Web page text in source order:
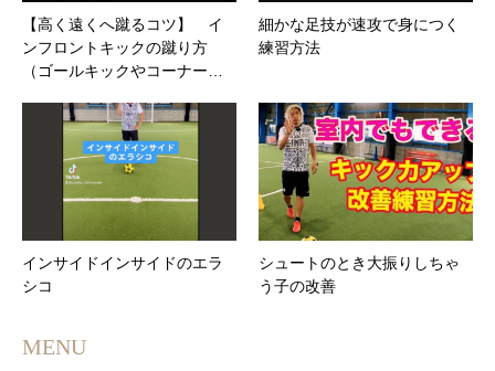
【高く遠くへ蹴るコツ】 イ
ンフロントキックの蹴り方
（ゴールキックやコーナー…
細かな足技が速攻で身につく
練習方法
インサイドインサイドのエラ
シコ
シュートのとき大振りしちゃ
う子の改善
MENU